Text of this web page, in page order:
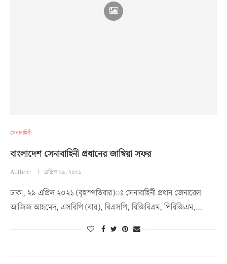
সেনাবাহিনী
বাংলাদেশ সেনাবাহিনী প্রধানের জাম্বিয়া সফর
Author: এপ্রিল ২৯, ২০২১
ঢাকা, ২৯ এপ্রিল ২০২১ (বৃহস্পতিবার)ঃ সেনাবাহিনী প্রধান জেনারেল
আজিজ আহমেদ, এসবিপি (বার), বিএসপি, বিজিবিএম, পিবিজিএম,…